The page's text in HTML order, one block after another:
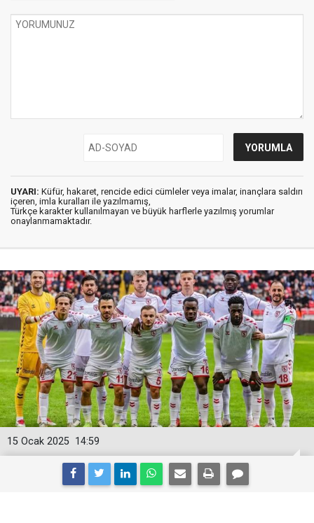
UYARI: Küfür, hakaret, rencide edici cümleler veya imalar, inançlara saldırı
içeren, imla kuralları ile yazılmamış,
Türkçe karakter kullanılmayan ve büyük harflerle yazılmış yorumlar
onaylanmamaktadır.
14:59
15 Ocak 2025